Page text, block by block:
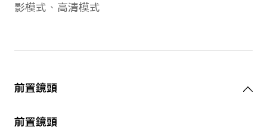
GPU
ARM Mali G52 MC2